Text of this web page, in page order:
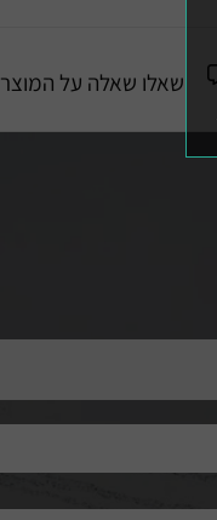
שאלו שאלה על המוצר